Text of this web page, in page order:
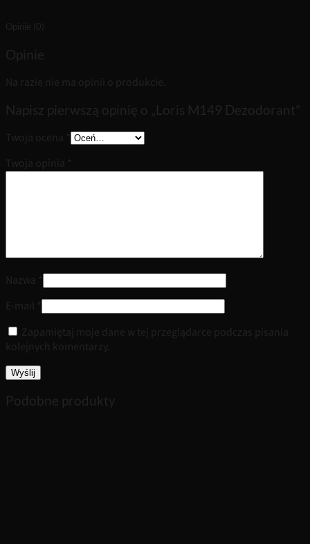
Opinie (0)
Opinie
Na razie nie ma opinii o produkcie.
Napisz pierwszą opinię o „Loris M149 Dezodorant”
Twoja ocena
Twoja opinia
Nazwa
E-mail
Zapamiętaj moje dane w tej przeglądarce podczas pisania
kolejnych komentarzy.
Podobne produkty